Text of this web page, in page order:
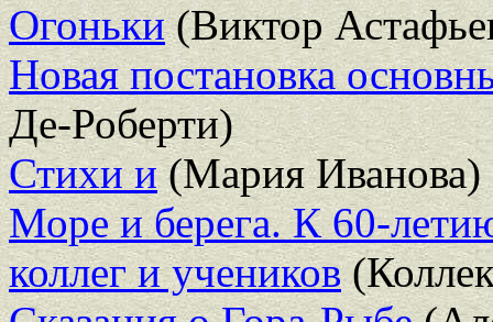
Огоньки(Виктор
Новая постановка
Де-Роберти)
Стихи и(Мария Иванова)
Море и берега. К 60-
коллег и учеников